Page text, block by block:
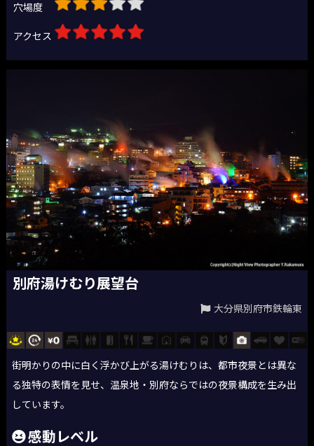
穴場度
アクセス
別府湯けむり展望台
大分県別府市鉄輪東
街明かりの中に白く浮かび上がる湯けむりは、都市夜景とは異な
る独特の表情を見せ、温泉地・別府ならではの夜景構成を生み出
しています。
感動レベル